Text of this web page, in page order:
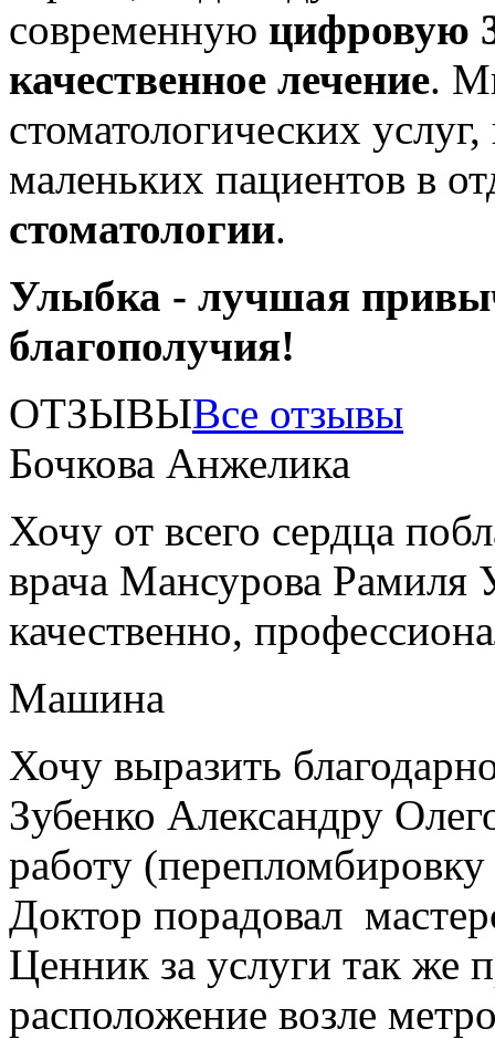
современную цифровую
качественное лечение.
стоматологических
маленьких пациентов в
стоматологии.
Улыбка - лучшая
благополучия!
ОТЗЫВЫВсе отзывы
Бочкова Анжелика
Хочу от всего сердца
врача Мансурова Рамиля
качественно,
Машина
Хочу выразить
Зубенко Александру
работу
Доктор порадовал
Ценник за услуги так же
расположение возле